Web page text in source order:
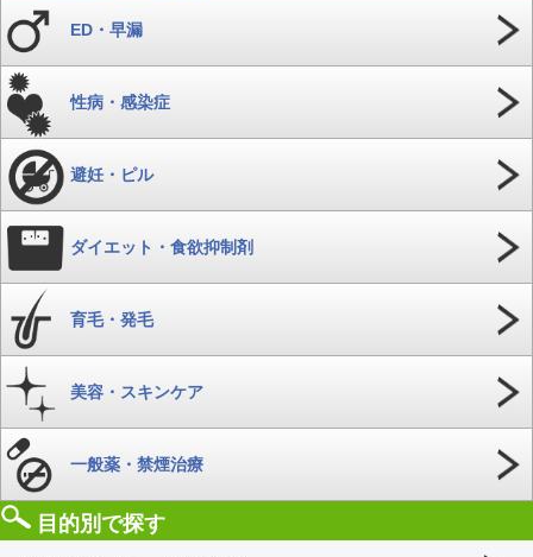
ED・早漏
性病・感染症
避妊・ピル
ダイエット・食欲抑制剤
育毛・発毛
美容・スキンケア
一般薬・禁煙治療
目的別で探す